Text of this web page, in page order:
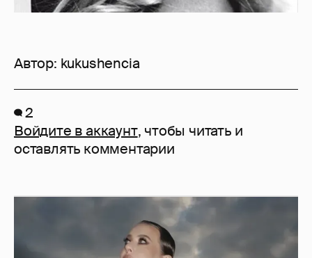
Автор: kukushencia
2
Войдите в аккаунт, чтобы читать и
оставлять комментарии